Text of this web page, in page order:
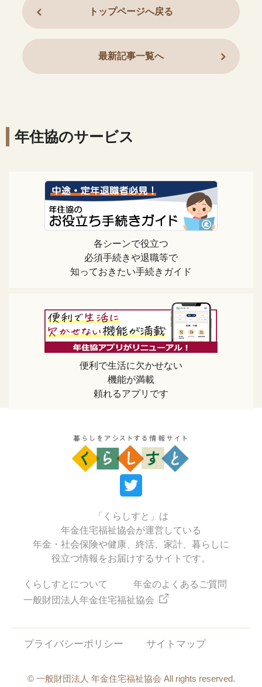
トップページへ戻る
最新記事一覧へ
年住協のサービス
各シーンで役立つ
必須手続きや退職等で
知っておきたい手続きガイド
便利で生活に欠かせない
機能が満載
頼れるアプリです
「くらしすと」は
年金住宅福祉協会が運営している
年金・社会保険や健康、終活、家計、暮らしに
役立つ情報をお届けするサイトです。
くらしすとについて
年金のよくあるご質問
一般財団法人年金住宅福祉協会
プライバシーポリシー サイトマップ
© 一般財団法人 年金住宅福祉協会 All rights reserved.